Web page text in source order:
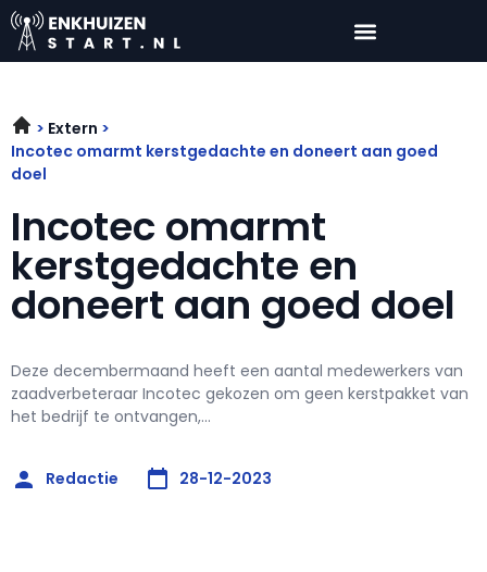
Extern
Incotec omarmt kerstgedachte en doneert aan goed
doel
Incotec omarmt
kerstgedachte en
doneert aan goed doel
Deze decembermaand heeft een aantal medewerkers van
zaadverbeteraar Incotec gekozen om geen kerstpakket van
het bedrijf te ontvangen,...
Redactie 28-12-2023